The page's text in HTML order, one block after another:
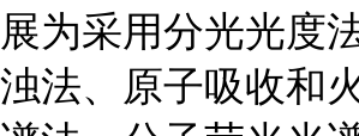
展为采用分光光度
浊法、原子吸收和